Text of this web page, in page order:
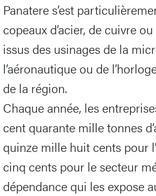
Panatere s’est
copeaux d’acier, de cuivre
issus des usinages de la
l’aéronautique ou de
de la région.
Chaque année, les
cent quarante mille tonnes
quinze mille huit cents pour
cinq cents pour le secteur
dépendance qui les expose